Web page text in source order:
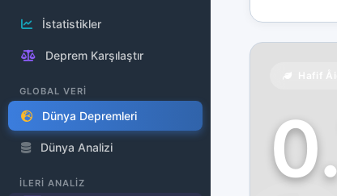
İstatistikler
Deprem Karşılaştır
GLOBAL VERİ
Dünya Depremleri
Dünya Analizi
İLERİ ANALİZ